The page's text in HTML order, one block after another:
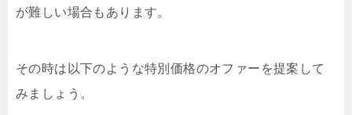
が難しい場合もあります。
その時は以下のような特別価格のオファーを提案して
みましょう。